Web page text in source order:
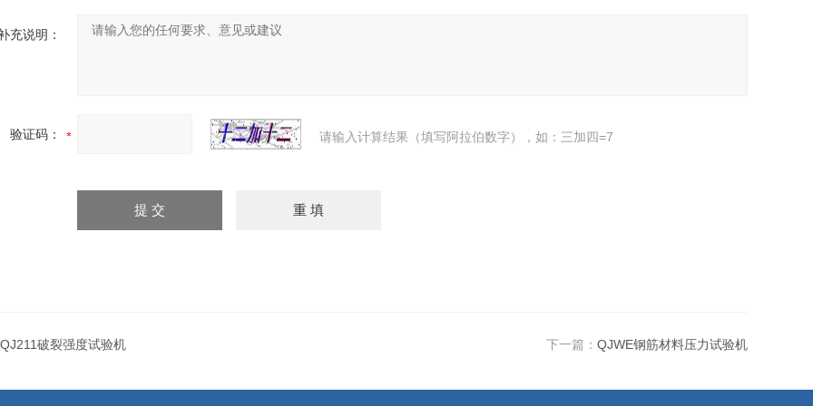
充说明：
验证码： 请输入计算结果（填写阿拉伯数字），如：三加四=7
QJ211破裂强度试验机 下一篇： QJWE钢筋材料压力试验机